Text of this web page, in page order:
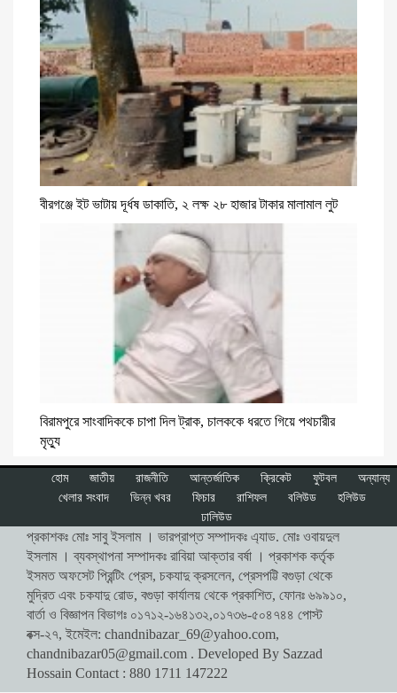
বীরগঞ্জে ইট ভাটায় দূর্ধষ ডাকাতি, ২ লক্ষ ২৮ হাজার টাকার মালামাল লুট
বিরামপুরে সাংবাদিককে চাপা দিল ট্রাক, চালককে ধরতে গিয়ে পথচারীর
মৃত্যু
হোম জাতীয় রাজনীতি আন্তর্জাতিক ক্রিকেট ফুটবল
অন্যান্য
খেলার সংবাদ
ভিন্ন খবর ফিচার রাশিফল বলিউড
হলিউড
ঢালিউড
প্রকাশকঃ মোঃ সাবু ইসলাম । ভারপ্রাপ্ত সম্পাদকঃ এ্যাড. মোঃ ওবায়দুল
ইসলাম । ব্যবস্থাপনা সম্পাদকঃ রাবিয়া আক্তার বর্ষা । প্রকাশক কর্তৃক
ইসমত অফসেট প্রিন্টিং প্রেস, চকযাদু ক্রসলেন, প্রেসপট্টি বগুড়া থেকে
মুদ্রিত এবং চকযাদু রোড, বগুড়া কার্যালয় থেকে প্রকাশিত, ফোনঃ ৬৯৯১০,
বার্তা ও বিজ্ঞাপন বিভাগঃ ০১৭১২-১৬৪১৩২,০১৭৩৬-৫০৪৭৪৪ পোস্ট
বক্স-২৭, ইমেইল: chandnibazar_69@yahoo.com,
chandnibazar05@gmail.com . Developed By Sazzad
Hossain Contact : 880 1711 147222